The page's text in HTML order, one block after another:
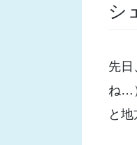
シ
先日
ね…
と